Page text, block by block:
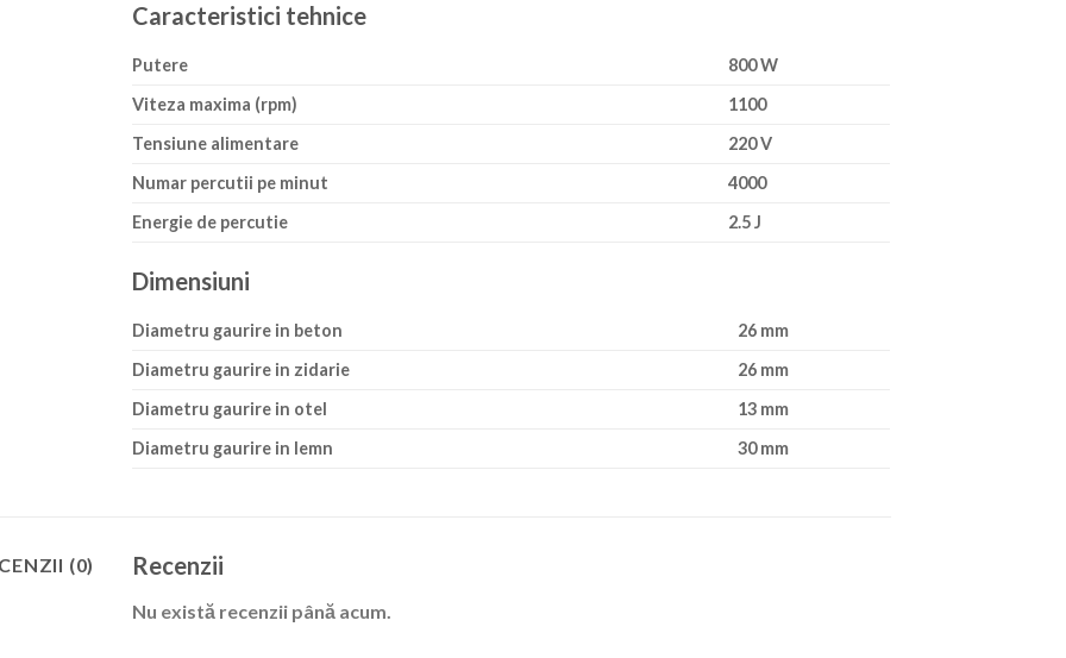
Caracteristici tehnice
Putere
800 W
Viteza maxima (rpm)
1100
Tensiune alimentare
220 V
Numar percutii pe minut
4000
Energie de percutie
2.5 J
Dimensiuni
Diametru gaurire in beton
26 mm
Diametru gaurire in zidarie
26 mm
Diametru gaurire in otel
13 mm
Diametru gaurire in lemn
30 mm
(0) Recenzii
Nu există recenzii până acum.